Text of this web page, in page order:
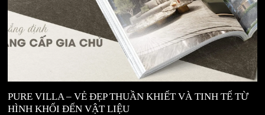
PURE VILLA – VẺ ĐẸP THUẦN KHIẾT VÀ TINH TẾ TỪ
HÌNH KHỐI ĐẾN VẬT LIỆU